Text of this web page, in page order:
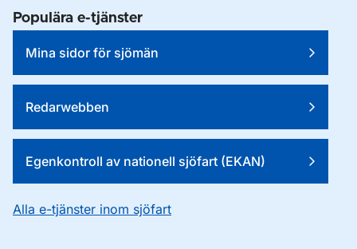
Populära e-tjänster
Mina sidor för sjömän
Redarwebben
Egenkontroll av nationell sjöfart (EKAN)
Alla e-tjänster inom sjöfart